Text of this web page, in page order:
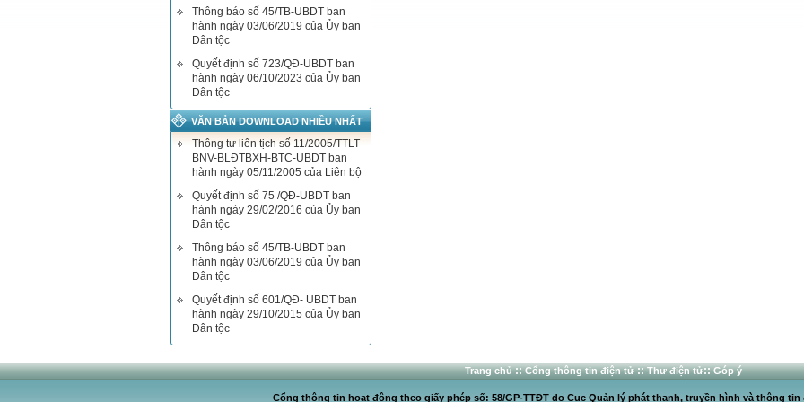
Thông báo số 45/TB-UBDT ban
hành ngày 03/06/2019 của Ủy ban
Dân tộc
Quyết định số 723/QĐ-UBDT ban
hành ngày 06/10/2023 của Ủy ban
Dân tộc
VĂN BẢN DOWNLOAD NHIỀU NHẤT
Thông tư liên tịch số 11/2005/TTLT-
BNV-BLĐTBXH-BTC-UBDT ban
hành ngày 05/11/2005 của Liên bộ
Quyết định số 75 /QĐ-UBDT ban
hành ngày 29/02/2016 của Ủy ban
Dân tộc
Thông báo số 45/TB-UBDT ban
hành ngày 03/06/2019 của Ủy ban
Dân tộc
Quyết định số 601/QĐ- UBDT ban
hành ngày 29/10/2015 của Ủy ban
Dân tộc
Trang chủ:: Cổng thông tin điện tử:: Thư điện tử:: Góp ý
Cổng thông tin hoạt động theo giấy phép số: 58/GP-TTĐT do Cục Quản lý phát thanh, truyền hình và thông tin